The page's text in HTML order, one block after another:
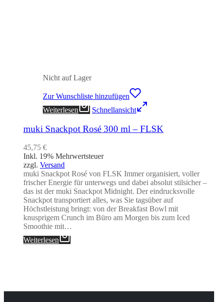
Nicht auf Lager
Zur Wunschliste hinzufügen
Weiterlesen
Schnellansicht
muki Snackpot Rosé 300 ml – FLSK
45,75 €
Inkl. 19% Mehrwertsteuer
zzgl. Versand
muki Snackpot Rosé von FLSK Immer organisiert, voller
frischer Energie für unterwegs und dabei absolut stilsicher –
das ist der muki Snackpot Midnight. Der eindrucksvolle
Snackpot transportiert alles, was Sie tagsüber auf
Höchstleistung bringt: von der Breakfast Bowl mit
knusprigem Crunch im Büro am Morgen bis zum Iced
Smoothie mit…
Weiterlesen